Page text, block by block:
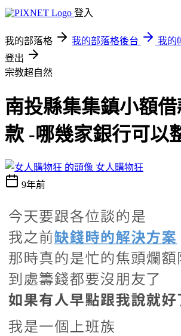
登入
我的部落格 我的部落格後台
我的
登出
宗教超自然
南投縣集集鎮小額
款 -哪幾家銀行可以
女人購物狂
9年前